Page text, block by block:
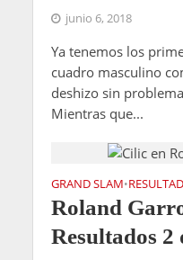
junio 6, 2018
Ya tenemos los
cuadro masculino
deshizo sin
Mientras que...
GRAND SLAM•
Roland
Resultados 2